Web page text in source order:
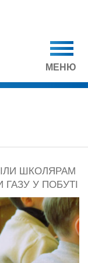
МЕНЮ
ШКОЛЯРАМ
У ПОБУТІ